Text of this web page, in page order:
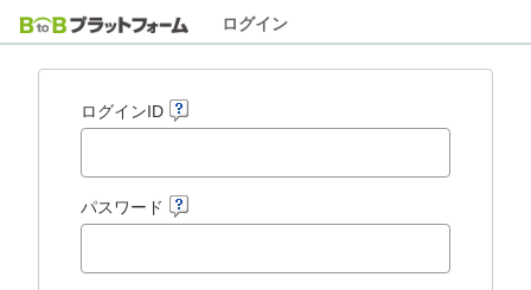
ログイン
ログインID
パスワード